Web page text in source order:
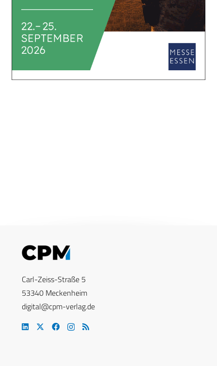
Carl-Zeiss-Straße 5
53340 Meckenheim
digital@cpm-verlag.de